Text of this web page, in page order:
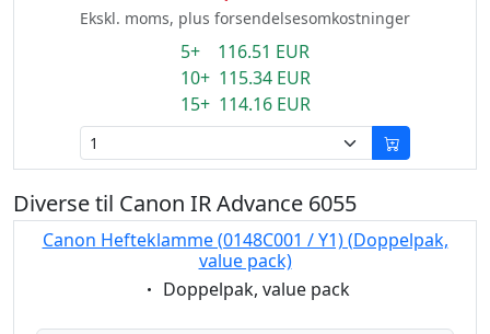
Ekskl. moms, plus forsendelsesomkostninger
5+ 116.51 EUR
10+ 115.34 EUR
15+ 114.16 EUR
Diverse til Canon IR Advance 6055
Canon Hefteklamme (0148C001 / Y1) (Doppelpak,
value pack)
Eigenschaft:
Doppelpak, value pack